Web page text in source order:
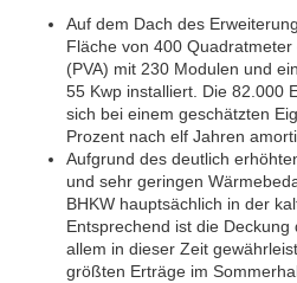
Auf dem Dach des
Fläche von 400 Quadratmeter
(PVA) mit 230 Modulen und
55 Kwp installiert. Die 82.000
sich bei einem geschätzten
Prozent nach elf Jahren
Aufgrund des deutlich
und sehr geringen
BHKW hauptsächlich in der
Entsprechend ist die
allem in dieser Zeit
größten Erträge im